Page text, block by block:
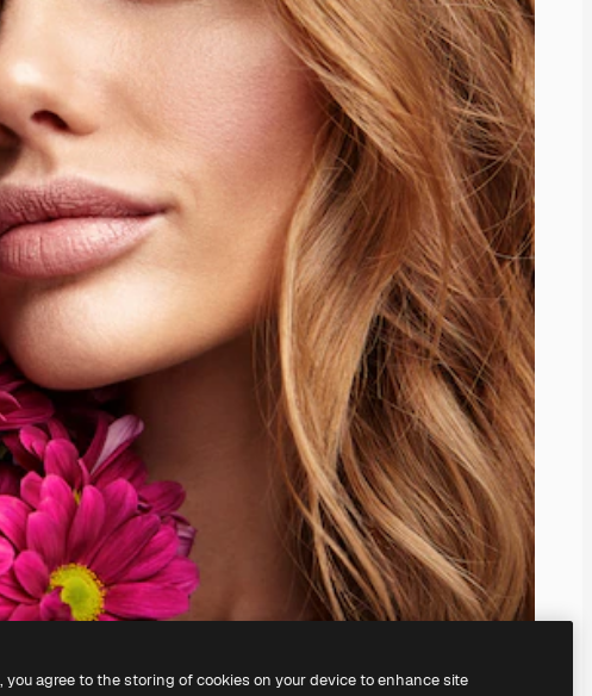
you agree to the storing of cookies on your device to enhance site